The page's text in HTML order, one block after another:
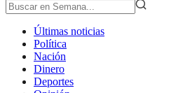
Últimas noticias
Política
Nación
Dinero
Deportes